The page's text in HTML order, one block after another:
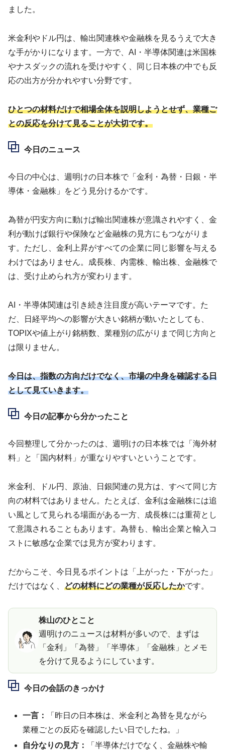
ました。
米金利やドル円は、輸出関連株や金融株を見るうえで大き
な手がかりになります。一方で、AI・半導体関連は米国株
やナスダックの流れを受けやすく、同じ日本株の中でも反
応の出方が分かれやすい分野です。
ひとつの材料だけで相場全体を説明しようとせず、業種ご
との反応を分けて見ることが大切です。
今日のニュース
今日の中心は、週明けの日本株で「金利・為替・日銀・半
導体・金融株」をどう見分けるかです。
為替が円安方向に動けば輸出関連株が意識されやすく、金
利が動けば銀行や保険など金融株の見方にもつながりま
す。ただし、金利上昇がすべての企業に同じ影響を与える
わけではありません。成長株、内需株、輸出株、金融株で
は、受け止められ方が変わります。
AI・半導体関連は引き続き注目度が高いテーマです。た
だ、日経平均への影響が大きい銘柄が動いたとしても、
TOPIXや値上がり銘柄数、業種別の広がりまで同じ方向と
は限りません。
今日は、指数の方向だけでなく、市場の中身を確認する日
として見ていきます。
今日の記事から分かったこと
今回整理して分かったのは、週明けの日本株では「海外材
料」と「国内材料」が重なりやすいということです。
米金利、ドル円、原油、日銀関連の見方は、すべて同じ方
向の材料ではありません。たとえば、金利は金融株には追
い風として見られる場面がある一方、成長株には重荷とし
て意識されることもあります。為替も、輸出企業と輸入コ
ストに敏感な企業では見方が変わります。
だからこそ、今日見るポイントは「上がった・下がった」
だけではなく、 どの材料にどの業種が反応したかです。
株山のひとこと
週明けのニュースは材料が多いので、まずは
「金利」「為替」「半導体」「金融株」とメモ
を分けて見るようにしています。
今日の会話のきっかけ
一言：
「昨日の日本株は、米金利と為替を見ながら
業種ごとの反応を確認したい日でしたね。」
自分なりの見方：
「半導体だけでなく、金融株や輸